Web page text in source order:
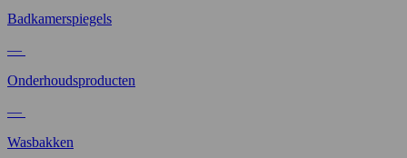
Badkamerspiegels
—
Onderhoudsproducten
—
Wasbakken